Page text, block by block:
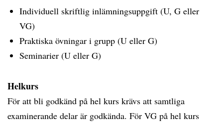
Individuell skriftlig inlämningsuppgift (U, G eller
VG)
Praktiska övningar i grupp (U eller G)
Seminarier (U eller G)
Helkurs
För att bli godkänd på hel kurs krävs att samtliga
examinerande delar är godkända. För VG på hel kurs